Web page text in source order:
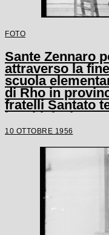
FOTO
Sante Zennaro
attraverso la
scuola
di Rho in
fratelli Santato
bambini e le tre
10 OTTOBRE 1956